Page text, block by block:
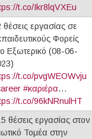
t.co/Ikr8lqVXEu
θέσεις εργασίας σε
Φορείς
Εξωτερικό (08-06-
t.co/pvgWEOWvju
#καριέρα…
t.co/96kNRnulHT
θέσεις εργασίας στον
Τομέα στην